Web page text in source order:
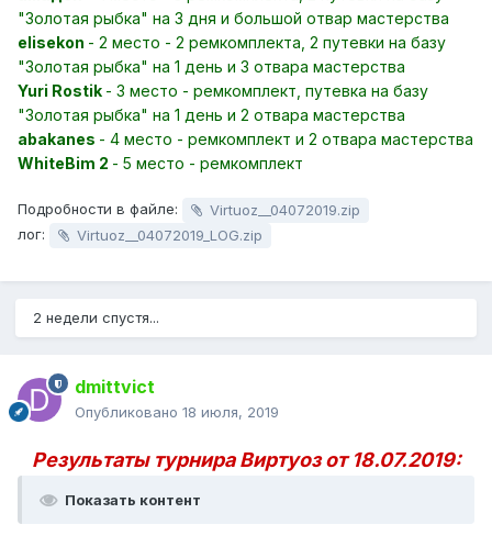
"Золотая рыбка" на 3 дня и большой отвар мастерства
elisekon - 2 место - 2 ремкомплекта, 2 путевки на базу
"Золотая рыбка" на 1 день и 3 отвара мастерства
Yuri Rostik - 3 место - ремкомплект, путевка на базу
"Золотая рыбка" на 1 день и 2 отвара мастерства
abakanes - 4 место - ремкомплект и 2 отвара мастерства
WhiteBim 2 - 5 место - ремкомплект
Подробности в файле:
Virtuoz__04072019.zip
лог:
Virtuoz__04072019_LOG.zip
2 недели спустя...
dmittvict
Опубликовано 18 июля, 2019
Результаты турнира Виртуоз от 18.07.2019:
Показать контент